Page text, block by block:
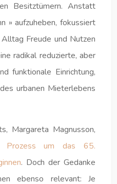
Besitztümern. Anstatt
» aufzuheben, fokussiert
Freude und Nutzen
radikal reduzierte, aber
funktionale Einrichtung,
urbanen Mieterlebens
Margareta Magnusson,
Prozess um das 65.
. Doch der Gedanke
ebenso relevant: Je